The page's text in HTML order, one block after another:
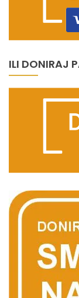
ILI DONIRAJ